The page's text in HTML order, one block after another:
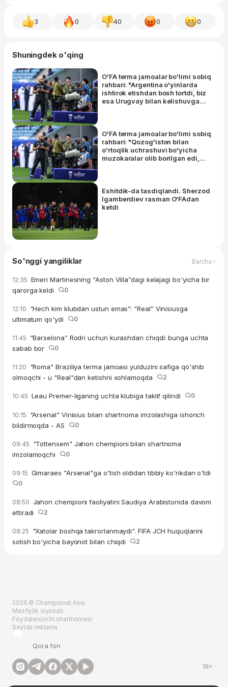
3 0 40 0 0
Shuningdek o'qing
O'FA terma jamoalar bo'limi sobiq
rahbari: "Argentina o'yinlarda
ishtirok etishdan bosh tortdi, biz
esa Urugvay bilan kelishuvga
O'FA terma jamoalar bo'limi sobiq
rahbari: "Qozog'iston bilan
o'rtoqlik uchrashuvi bo'yicha
muzokaralar olib borilgan edi,
Eshitdik-da tasdiqlandi. Sherzod
Igamberdiev rasman O'FAdan
ketdi
So'nggi yangiliklar Barcha ›
12:35 Emeri Martinesning “Aston Villa”dagi kelajagi bo'yicha bir
qarorga keldi
0
12:10 “Hech kim klubdan ustun emas”: “Real” Vinisiusga
ultimatum qo'ydi
0
11:45 “Barselona” Rodri uchun kurashdan chiqdi: bunga uchta
sabab bor
0
11:20 "Roma" Braziliya terma jamoasi yulduzini safiga qo'shib
olmoqchi - u "Real"dan ketishni xohlamoqda
2
10:45 Leau Premer-liganing uchta klubiga taklif qilindi 0
10:15 "Arsenal" Vinisius bilan shartnoma imzolashiga ishonch
bildirmoqda - AS
0
09:45 "Tottenxem" Jahon chempioni bilan shartnoma
imzolamoqchi
0
09:15 Gimaraes "Arsenal"ga o'tish oldidan tibbiy ko'rikdan o'tdi
0
08:50 Jahon chempioni faoliyatini Saudiya Arabistonida davom
ettiradi
2
08:25 "Xatolar boshqa takrorlanmaydi". FIFA JCH huquqlarini
sotish bo'yicha bayonot bilan chiqdi
2
2026 © Championat.Asia
Maxfiylik siyosati
Foydalanuvchi shartnomasi
Saytda reklama
Qora fon
18+